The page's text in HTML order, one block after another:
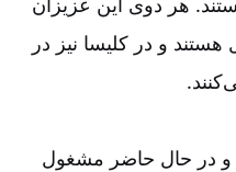
و در کلیسا نیز در
و در حال حاضر مشغول